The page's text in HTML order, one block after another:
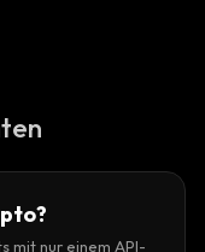
mit nur einem API-